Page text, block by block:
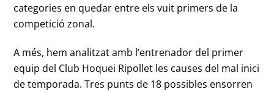
categories en quedar entre els vuit primers de la
competició zonal.
A més, hem analitzat amb l’entrenador del primer
equip del Club Hoquei Ripollet les causes del mal inici
de temporada. Tres punts de 18 possibles ensorren